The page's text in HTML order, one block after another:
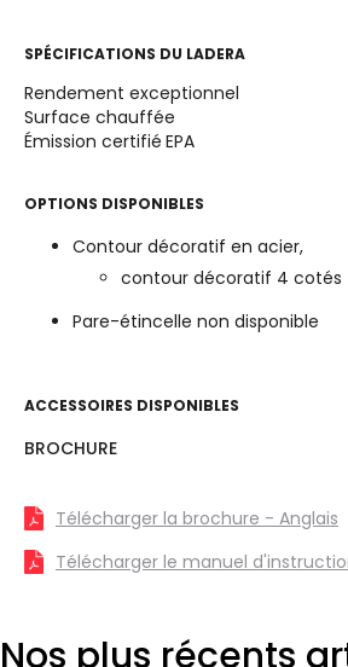
SPÉCIFICATIONS DU LADERA
Rendement exceptionnel
Surface chauffée
Émission certifié EPA
OPTIONS DISPONIBLES
Contour décoratif en acier,
contour décoratif 4 cotés
Pare-étincelle non disponible
ACCESSOIRES DISPONIBLES
BROCHURE
Télécharger la brochure - Anglais
Télécharger le manuel
Nos plus récents